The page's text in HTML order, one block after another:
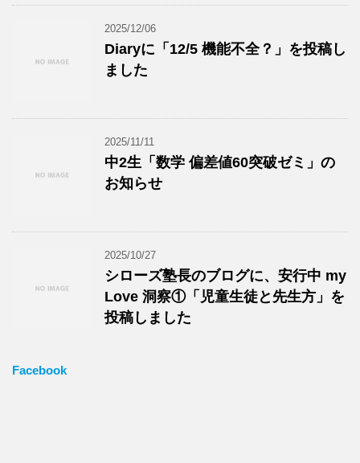
2025/12/06
Diaryに「12/5 機能不全？」を投稿し
ました
2025/11/11
中2生「数学 偏差値60突破ゼミ」の
お知らせ
2025/10/27
シローズ塾長のブログに、安行中 my
Love 洞察①「児童生徒と先生方」を
投稿しました
Facebook